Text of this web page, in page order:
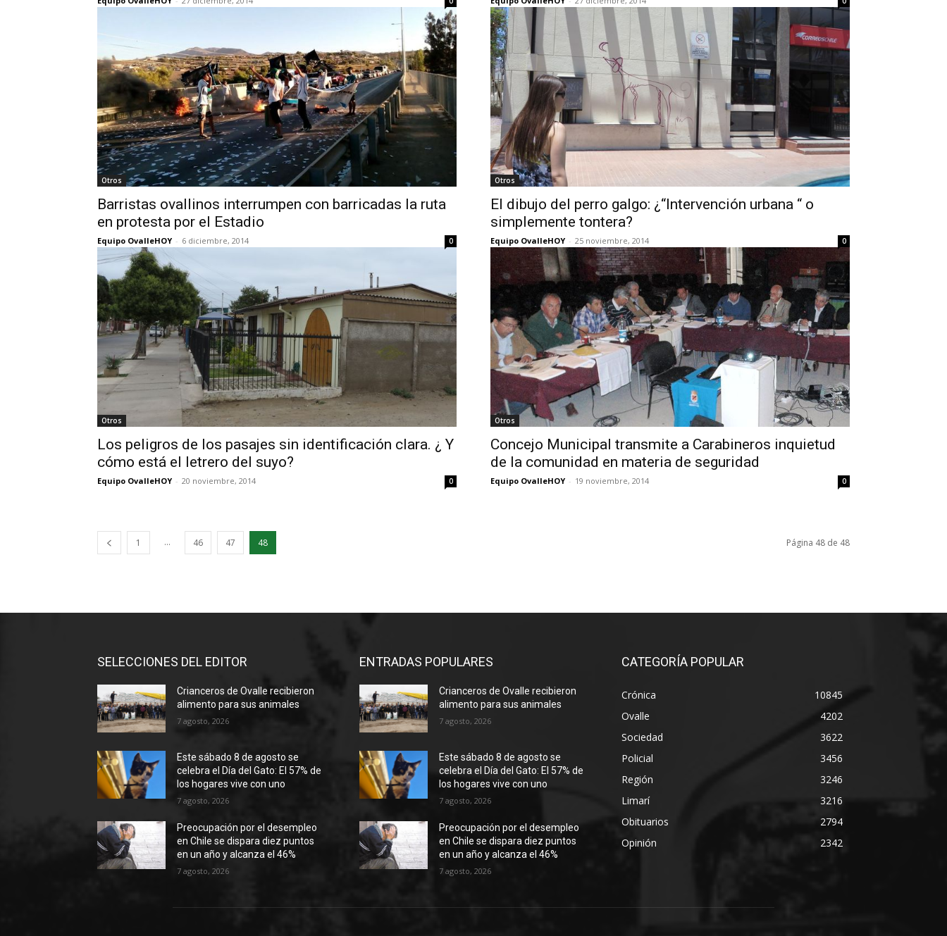
Otros
Barristas ovallinos interrumpen con barricadas la ruta
en protesta por el Estadio
Equipo OvalleHOY - 6 diciembre, 2014 0
Otros
El dibujo del perro galgo: ¿“Intervención urbana “ o
simplemente tontera?
Equipo OvalleHOY - 25 noviembre, 2014 0
Otros
Los peligros de los pasajes sin identificación clara. ¿ Y
cómo está el letrero del suyo?
Equipo OvalleHOY - 20 noviembre, 2014 0
Otros
Concejo Municipal transmite a Carabineros inquietud
de la comunidad en materia de seguridad
Equipo OvalleHOY - 19 noviembre, 2014 0
1 ... 46 47 48 Página 48 de 48
SELECCIONES DEL EDITOR
Crianceros de Ovalle recibieron
alimento para sus animales
7 agosto, 2026
Este sábado 8 de agosto se
celebra el Día del Gato: El 57% de
los hogares vive con uno
7 agosto, 2026
Preocupación por el desempleo
en Chile se dispara diez puntos
en un año y alcanza el 46%
7 agosto, 2026
ENTRADAS POPULARES
Crianceros de Ovalle recibieron
alimento para sus animales
7 agosto, 2026
Este sábado 8 de agosto se
celebra el Día del Gato: El 57% de
los hogares vive con uno
7 agosto, 2026
Preocupación por el desempleo
en Chile se dispara diez puntos
en un año y alcanza el 46%
7 agosto, 2026
CATEGORÍA POPULAR
Crónica
10845
Ovalle
4202
Sociedad
3622
Policial
3456
Región
3246
Limarí
3216
Obituarios
2794
Opinión
2342